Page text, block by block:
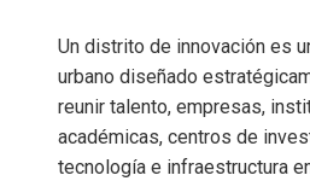
Un distrito de innovación es
urbano diseñado
reunir talento, empresas,
académicas, centros de
tecnología e infraestructura